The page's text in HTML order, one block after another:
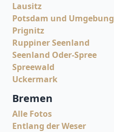
Lausitz
Potsdam und Umgebung
Prignitz
Ruppiner Seenland
Seenland Oder-Spree
Spreewald
Uckermark
Bremen
Alle Fotos
Entlang der Weser